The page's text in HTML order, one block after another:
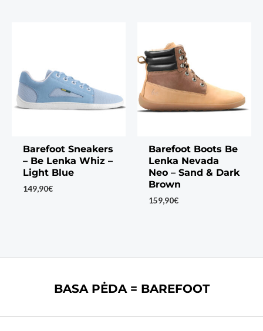
Barefoot Sneakers
– Be Lenka Whiz –
Light Blue
149,90€
Barefoot Boots Be
Lenka Nevada
Neo – Sand & Dark
Brown
159,90€
BASA PĖDA = BAREFOOT